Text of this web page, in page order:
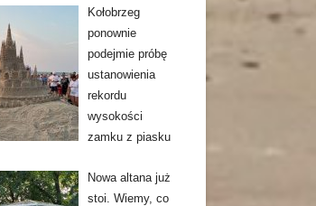
Kołobrzeg
ponownie
podejmie próbę
ustanowienia
rekordu
wysokości
zamku z piasku
Nowa altana już
stoi. Wiemy, co